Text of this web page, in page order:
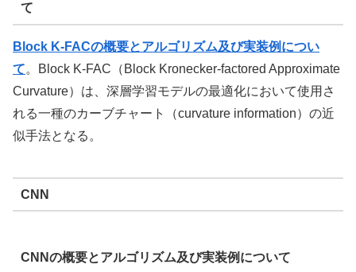
て
Block K-FACの概要とアルゴリズム及び実装例につい
て。Block K-FAC（Block Kronecker-factored Approximate
Curvature）は、深層学習モデルの最適化において使用さ
れる一種のカーブチャート（curvature information）の近
似手法となる。
CNN
CNNの概要とアルゴリズム及び実装例について